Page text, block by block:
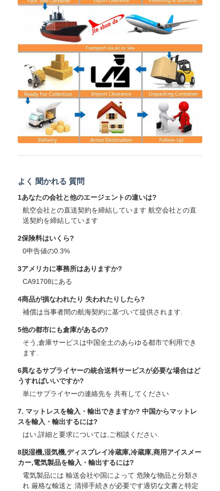
よく 聞かれる 質問
1あなたの会社と他のエージェントの違いは?
航空会社との直送契約を締結しています 航空会社との直
送契約を締結しています
2保険料はいくら?
0申告値の0.3%
3アメリカに事務所はありますか?
CA91708にある
4商品が損なわれたり 失われたりしたら?
補償は当事者間の航海契約に基づいて提供されます.
5他の都市にも倉庫があるの?
そう,倉庫サービスは中国全土のあらゆる都市で利用でき
ます.
6異なるサプライヤーの統合送料サービスが必要な場合はど
うすればいいですか?
単にサプライヤーの連絡先を 共有してください
7. マットレスを輸入・輸出できますか? 中国からマットレ
スを輸入・輸出するには?
はい,詳細と要求については,ご相談ください.
8脱湿機,湿気機,ディスプレイ冷蔵庫,冷蔵庫,商用アイスメー
カー,電気製品を輸入・輸出するには?
電気製品には 輸送会社や国によって 危険な物品と分類さ
れ 厳格な輸送と 清掃手続きが必要です適切な文書と特定